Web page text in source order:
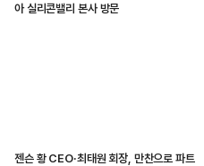
아 실리콘밸리 본사 방문
젠슨 황 CEO·최태원 회장, 만찬으로 파트